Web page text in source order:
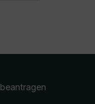
beantragen